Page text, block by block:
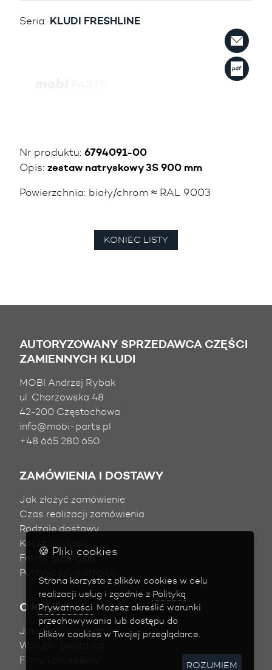
Seria: KLUDI FRESHLINE
Nr produktu: 6794091-00
Opis: zestaw natryskowy 3S 900 mm
Powierzchnia: biały/chrom ≈ RAL 9003
KONIEC LISTY
AUTORYZOWANY SPRZEDAWCA CZĘŚCI
ZAMIENNYCH KLUDI
MOBI Andrzej Rybak
ul. Chorzowska 48
42-200 Częstochowa
info@mobi-parts.pl
+48 665 280 650
ZAMÓWIENIA I DOSTAWY
Jak złożyć zamówienie
Czas realizacji zamówienia
Rodzaje dostawy
Koszt dostawy
Formy płatności
Polityka prywatności
O KLUDI
Jak dbać o armaturę
Warunki gwarancji
Filmy i prospekty
🍪 Pliki cookies
Strona korzysta z plików cookies w celu
realizacji usług i zgodnie z Polityką
Prywatności . Możesz określić warunki
przechowywania lub dostępu do
plików cookies w Twojej przeglądarce.
ROZUMIEM